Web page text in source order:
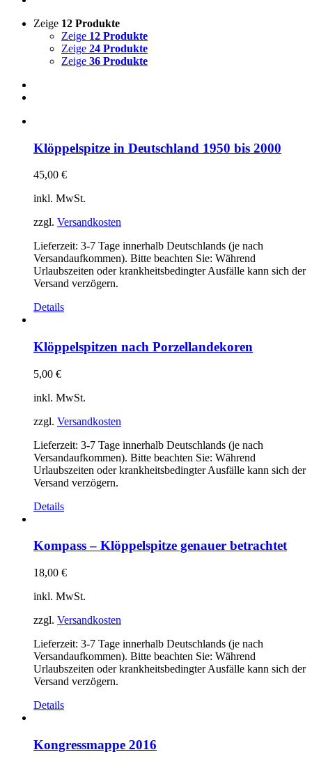
Zeige 12 Produkte
Zeige 12 Produkte
Zeige 24 Produkte
Zeige 36 Produkte
Klöppelspitze in Deutschland 1950 bis 2000
45,00 €
inkl. MwSt.
zzgl. Versandkosten
Lieferzeit: 3-7 Tage innerhalb Deutschlands (je nach
Versandaufkommen). Bitte beachten Sie: Während
Urlaubszeiten oder krankheitsbedingter Ausfälle kann sich der
Versand verzögern.
Details
Klöppelspitzen nach Porzellandekoren
5,00 €
inkl. MwSt.
zzgl. Versandkosten
Lieferzeit: 3-7 Tage innerhalb Deutschlands (je nach
Versandaufkommen). Bitte beachten Sie: Während
Urlaubszeiten oder krankheitsbedingter Ausfälle kann sich der
Versand verzögern.
Details
Kompass – Klöppelspitze genauer betrachtet
18,00 €
inkl. MwSt.
zzgl. Versandkosten
Lieferzeit: 3-7 Tage innerhalb Deutschlands (je nach
Versandaufkommen). Bitte beachten Sie: Während
Urlaubszeiten oder krankheitsbedingter Ausfälle kann sich der
Versand verzögern.
Details
Kongressmappe 2016